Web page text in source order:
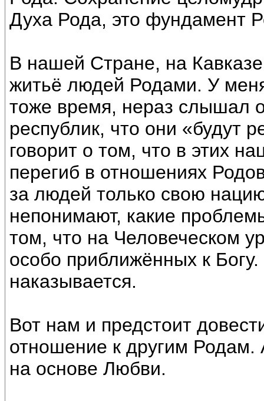
Духа Рода, это фундамент
В нашей Стране, на
житьё людей Родами. У
тоже время, нераз слышал
республик, что они «будут
говорит о том, что в этих
перегиб в отношениях
за людей только свою
непонимают, какие
том, что на Человеческом
особо приближённых к
наказывается.
Вот нам и предстоит
отношение к другим Родам.
на основе Любви.